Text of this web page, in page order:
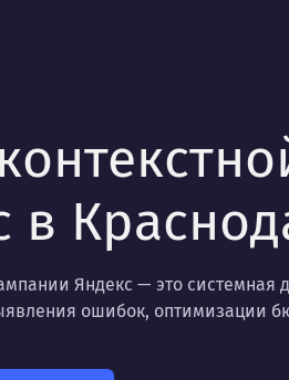
в
Яндекс — это
ошибок, оптимизации